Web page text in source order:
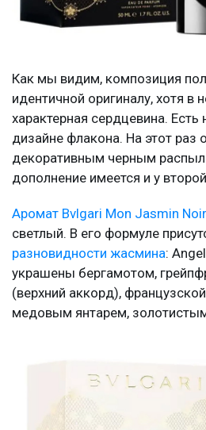
Как мы видим, композиция
идентичной оригиналу, хотя в
характерная сердцевина. Есть
дизайне флакона. На этот раз
декоративным черным
дополнение имеется и у
Аромат Bvlgari Mon Jasmin
светлый. В его формуле
разновидности жасмина:
украшены бергамотом,
(верхний аккорд),
медовым янтарем,